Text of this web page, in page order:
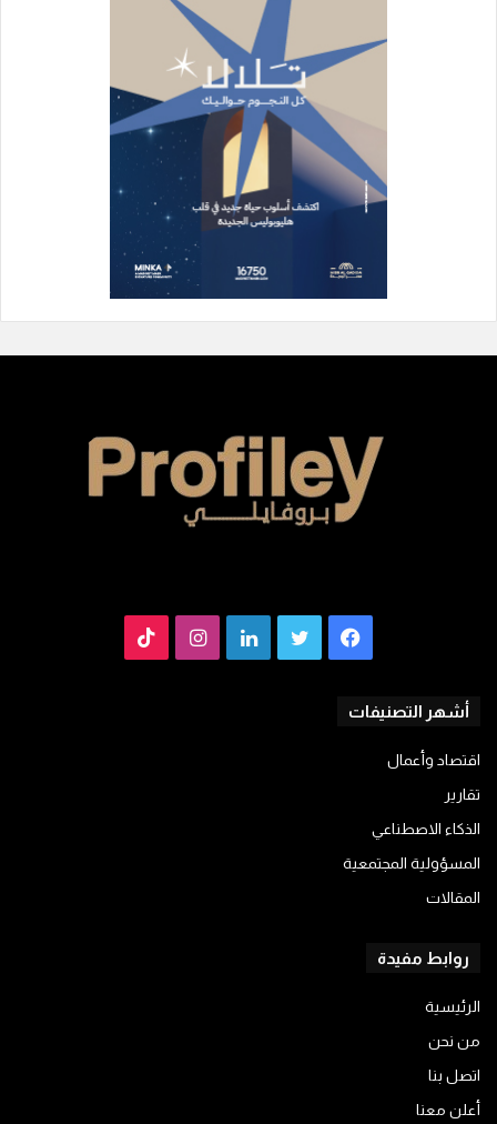
فيسبوكتويتر لينكدإن انستقرام
أشهر التصنيفات
اقتصاد وأعمال
تقارير
الذكاء الاصطناعي
المسؤولية المجتمعية
المقالات
روابط مفيدة
الرئيسية
من نحن
اتصل بنا
أعلن معنا